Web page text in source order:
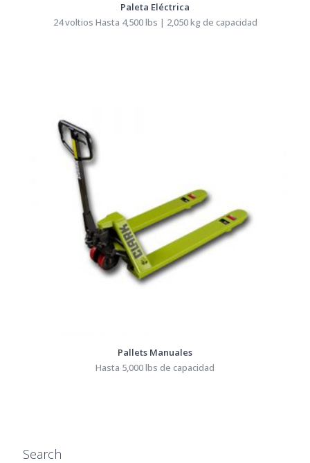
Paleta Eléctrica
24 voltios Hasta 4,500 lbs | 2,050 kg de capacidad
Pallets Manuales
Hasta 5,000 lbs de capacidad
Search